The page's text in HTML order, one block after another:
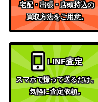
宅配・出張・店頭持込の
買取方法をご用意。
LINE査定
スマホで撮って送るだけ。
気軽に査定依頼。